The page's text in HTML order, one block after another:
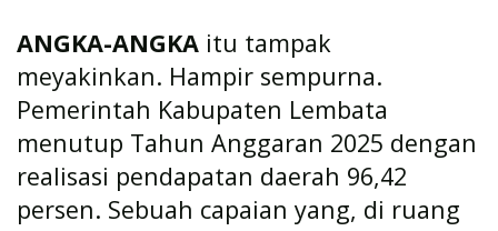
ANGKA-ANGKA itu tampak
meyakinkan. Hampir sempurna.
Pemerintah Kabupaten Lembata
menutup Tahun Anggaran 2025 dengan
realisasi pendapatan daerah 96,42
persen. Sebuah capaian yang, di ruang